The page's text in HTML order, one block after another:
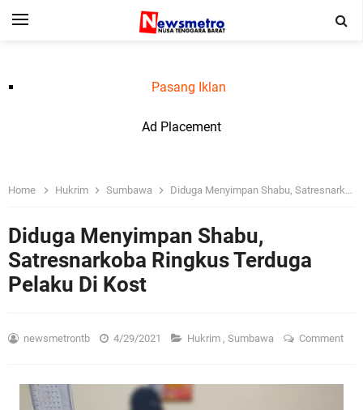
Pasang Iklan
Ad Placement
Home Hukrim Sumbawa Diduga Menyimpan Shabu, Satresnarkoba Ringkus Terduga Pelaku Di Kost
Diduga Menyimpan Shabu,
Satresnarkoba Ringkus Terduga
Pelaku Di Kost
newsmetrontb 4/29/2021 Hukrim , Sumbawa Comment